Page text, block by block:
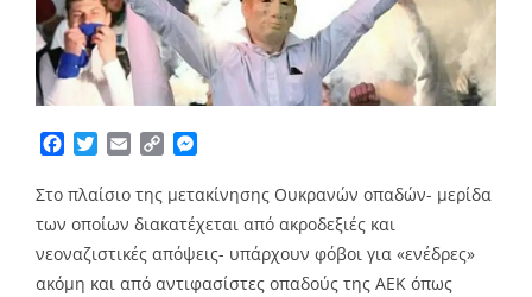
Facebook
TwitterEmailCopy
Στο πλαίσιο της μετακίνησης Ουκρανών οπαδών- μερίδα
των οποίων διακατέχεται από ακροδεξιές και
νεοναζιστικές απόψεις- υπάρχουν φόβοι για «ενέδρες»
ακόμη και από αντιφασίστες οπαδούς της ΑΕΚ όπως